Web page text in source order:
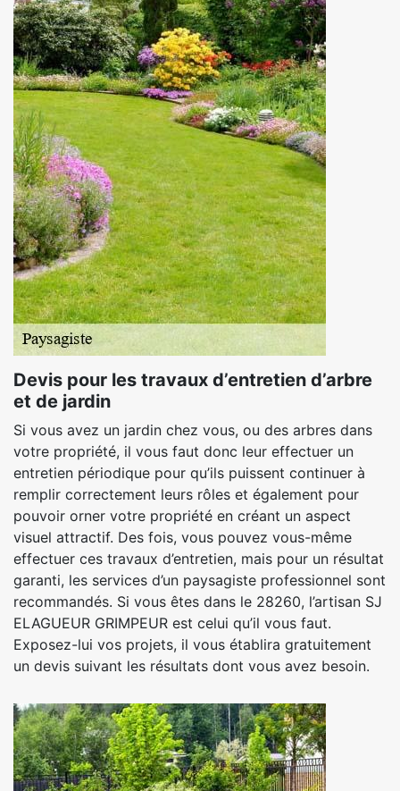
Devis pour les travaux d’entretien d’arbre
et de jardin
Si vous avez un jardin chez vous, ou des arbres dans
votre propriété, il vous faut donc leur effectuer un
entretien périodique pour qu’ils puissent continuer à
remplir correctement leurs rôles et également pour
pouvoir orner votre propriété en créant un aspect
visuel attractif. Des fois, vous pouvez vous-même
effectuer ces travaux d’entretien, mais pour un résultat
garanti, les services d’un paysagiste professionnel sont
recommandés. Si vous êtes dans le 28260, l’artisan SJ
ELAGUEUR GRIMPEUR est celui qu’il vous faut.
Exposez-lui vos projets, il vous établira gratuitement
un devis suivant les résultats dont vous avez besoin.